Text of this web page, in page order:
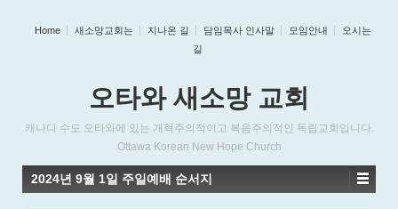
Home 새소망교회는 지나온 길 담임목사 인사말 모임안내
오시는
길
오타와 새소망 교회
캐나다 수도 오타와에 있는 개혁주의적이고 복음주의적인 독립교회입니다.
Ottawa Korean New Hope Church
2024년 9월 1일 주일예배 순서지